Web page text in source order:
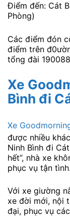
Điểm đến: Cát
Phòng)
Các điểm đón
điểm trên
tổng đài
Xe
Bình đi
Xe
được nhiều
Ninh Bình đi
hết”, nhà xe
phục vụ tận tình.
Với xe giường
xe đời mới, nội
đại, phục vụ